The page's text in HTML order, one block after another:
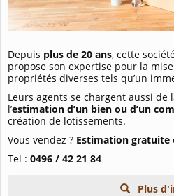
Depuis plus de 20 ans, cette
propose son expertise pour la
propriétés diverses tels qu’un
Leurs agents se chargent aussi de
l’estimation d’un bien ou d’un
création de lotissements.
Vous vendez ? Estimation gratuite
Tel : 0496 / 42 21 84
Plus